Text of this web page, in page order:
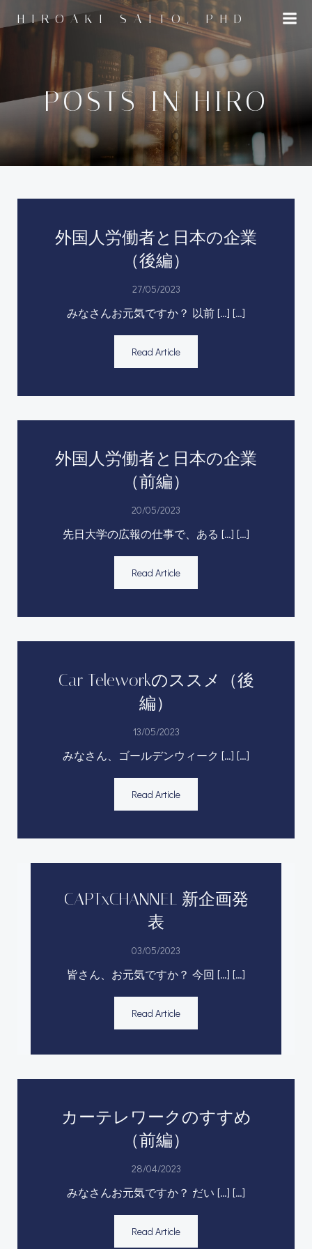
コ
ン
ン
ツ
へ
ス
キ
ッ
プ
HIROAKI SAITO, PHD
POSTS INHIRO
外国人労働者と日本の企業
（後編）
27/05/2023
みなさんお元気ですか？ 以前 […] […]
Read Article
外国人労働者と日本の企業
（前編）
20/05/2023
先日大学の広報の仕事で、ある […] […]
Read Article
Car Teleworkのススメ（後
編）
13/05/2023
みなさん、ゴールデンウィーク […] […]
Read Article
CAPTxCHANNEL 新企画発
表
03/05/2023
皆さん、お元気ですか？ 今回 […] […]
Read Article
カーテレワークのすすめ
（前編）
28/04/2023
みなさんお元気ですか？ だい […] […]
Read Article